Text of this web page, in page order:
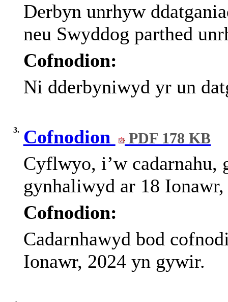
Derbyn unrhyw
neu Swyddog parthed
Cofnodion:
Ni dderbyniwyd yr un
3. Cofnodion PDF 178 KB
Cyflwyo, i’w cadarnahu,
gynhaliwyd ar18 Ionawr,
Cofnodion:
Cadarnhawyd bod
Ionawr, 2024 yn gywir.